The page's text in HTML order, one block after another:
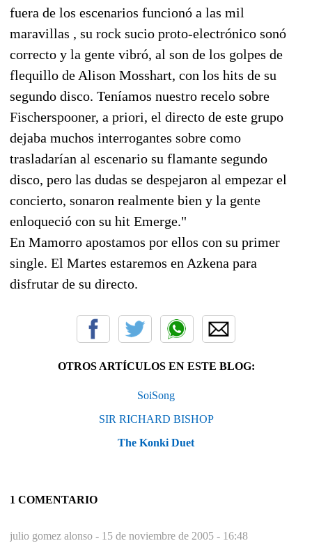
fuera de los escenarios funcionó a las mil
maravillas , su rock sucio proto-electrónico sonó
correcto y la gente vibró, al son de los golpes de
flequillo de Alison Mosshart, con los hits de su
segundo disco. Teníamos nuestro recelo sobre
Fischerspooner, a priori, el directo de este grupo
dejaba muchos interrogantes sobre como
trasladarían al escenario su flamante segundo
disco, pero las dudas se despejaron al empezar el
concierto, sonaron realmente bien y la gente
enloqueció con su hit Emerge."
En Mamorro apostamos por ellos con su primer
single. El Martes estaremos en Azkena para
disfrutar de su directo.
OTROS ARTÍCULOS EN ESTE BLOG:
SoiSong
SIR RICHARD BISHOP
The Konki Duet
1 COMENTARIO
julio gomez alonso - 15 de noviembre de 2005 - 16:48